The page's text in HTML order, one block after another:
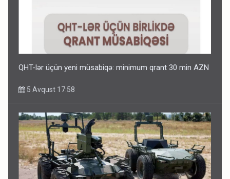
QHT-lər üçün yeni müsabiqə: minimum qrant 30 min AZN
5 Avqust 17:58